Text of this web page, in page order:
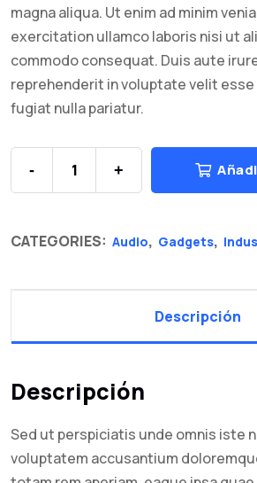
magna aliqua. Ut enim ad minim
exercitation ullamco laboris nisi ut
commodo consequat. Duis aute
reprehenderit in voluptate velit
fugiat nulla pariatur.
- +
CATEGORIES: Audio, Gadgets,
Descripción
Descripción
Sed ut perspiciatis unde omnis iste
voluptatem accusantium